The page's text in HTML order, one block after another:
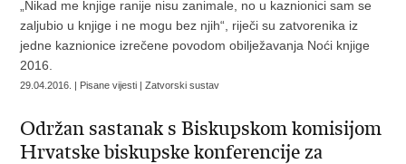
„Nikad me knjige ranije nisu zanimale, no u kaznionici sam se
zaljubio u knjige i ne mogu bez njih“, riječi su zatvorenika iz
jedne kaznionice izrečene povodom obilježavanja Noći knjige
2016.
29.04.2016. | Pisane vijesti | Zatvorski sustav
Održan sastanak s Biskupskom komisijom
Hrvatske biskupske konferencije za